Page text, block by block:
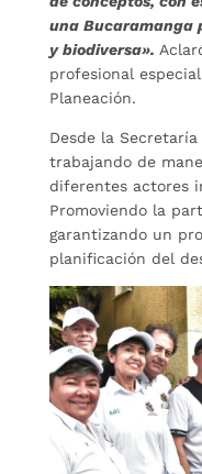
una Bucaramanga
y biodiversa».
profesional
Planeación.
Desde la
trabajando de
diferentes actores
Promoviendo la
garantizando un
planificación del